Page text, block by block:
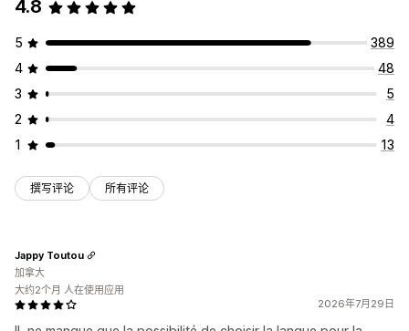
4.8
5
389
4
48
3
5
2
4
1
13
撰写评论 所有评论
2026年7月29日
Jappy Toutou
加拿大
大约2个月 人在使用应用